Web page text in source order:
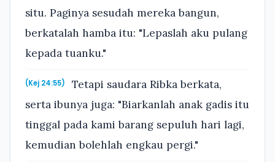
situ. Paginya sesudah mereka bangun,
berkatalah hamba itu: "Lepaslah aku pulang
kepada tuanku."
(Kej 24:55)
Tetapi saudara Ribka berkata,
serta ibunya juga: "Biarkanlah anak gadis itu
tinggal pada kami barang sepuluh hari lagi,
kemudian bolehlah engkau pergi."